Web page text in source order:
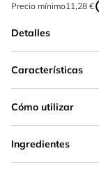
Precio mínimo11,28 €
Detalles
Características
Cómo utilizar
Ingredientes